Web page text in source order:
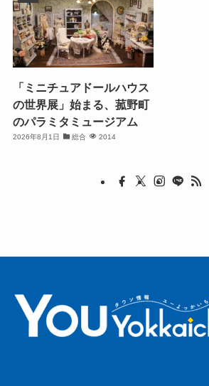
「ミニチュアドールハウス
の世界展」始まる、菰野町
のパラミタミュージアム
2026年8月1日 総合 2014